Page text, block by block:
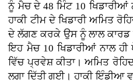
ਨੂੰ ਮੈਚ ਦੇ 48 ਮਿੰਟ 10 ਖਿਡਾਰੀਆਂ
ਹਾਕੀ ਟੀਮ ਦੇ ਖਿਡਾਰੀ ਅਮਿਤ
ਦੇ ਲੱਗਣ ਕਰਕੇ ਉਸ ਨੂੰ ਲਾਲ ਕਾਰਡ
ਇਹ ਮੈਚ 10 ਖਿਡਾਰੀਆਂ ਨਾਲ
ਵਿੱਚ ਪ੍ਰਵੇਸ਼ ਕੀਤਾ। ਅਮਿਤ
ਲਗਾ ਦਿੱਤੀ ਗਈ। ਹਾਕੀ ਇੰਡੀਆ